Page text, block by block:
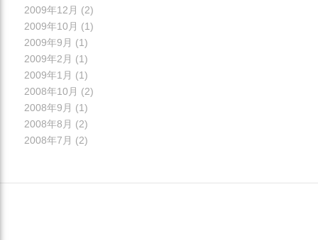
2009年12月 (2)
2009年10月 (1)
2009年9月 (1)
2009年2月 (1)
2009年1月 (1)
2008年10月 (2)
2008年9月 (1)
2008年8月 (2)
2008年7月 (2)